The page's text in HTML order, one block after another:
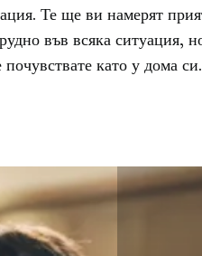
Те ще ви намерят
във всяка ситуация,
като у дома си.